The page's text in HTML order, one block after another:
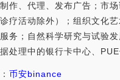
作、代理、发布广告；市
疗活动除外）；组织文化
务；自然科学研究与试验
据处理中的银行卡中心、
币安binance